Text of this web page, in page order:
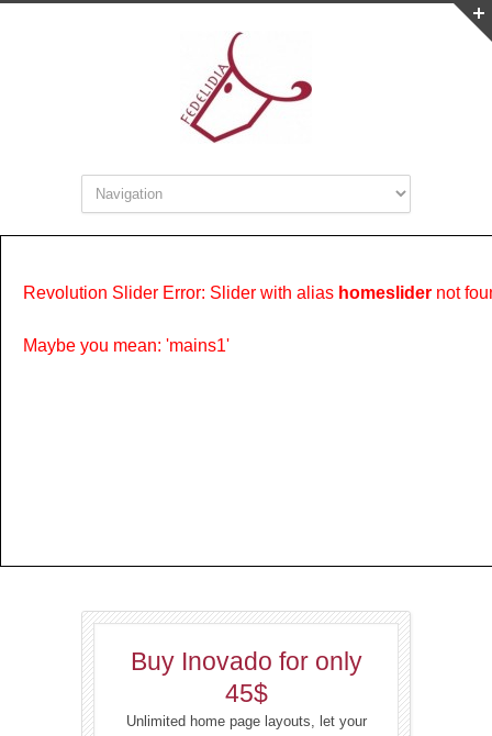
Revolution Slider Error: Slider with alias homeslider not
Maybe you mean: 'mains1'
Buy Inovado for only
45$
Unlimited home page layouts, let your